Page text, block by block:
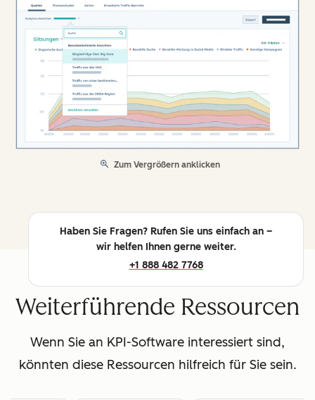
Zum Vergrößern anklicken
Haben Sie Fragen? Rufen Sie uns einfach an –
wir helfen Ihnen gerne weiter.
+1 888 482 7768
Weiterführende Ressourcen
Wenn Sie an KPI-Software interessiert sind,
könnten diese Ressourcen hilfreich für Sie sein.